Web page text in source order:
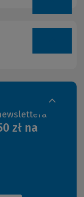
zł na